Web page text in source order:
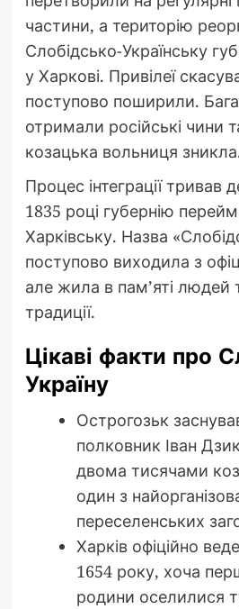
частини, а територію
Слобідсько-Українську
у Харкові. Привілеї
поступово поширили.
отримали російські чини
козацька вольниця
Процес інтеграції тривав
1835 році губернію
Харківську. Назва
поступово виходила з
але жила в пам’яті людей
традиції.
Цікаві факти про
Україну
Острогозьк
полковник Іван
двома тисячами
один з
переселенських
Харків офіційно
1654 року, хоча
родини оселилися